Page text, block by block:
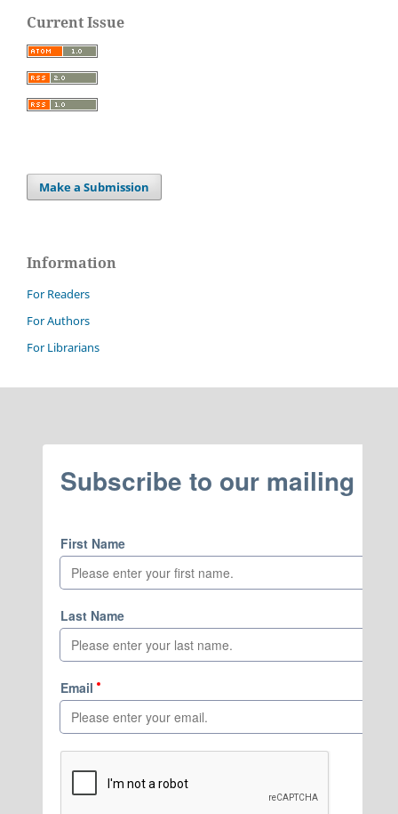
Current Issue
Make a Submission
Information
For Readers
For Authors
For Librarians